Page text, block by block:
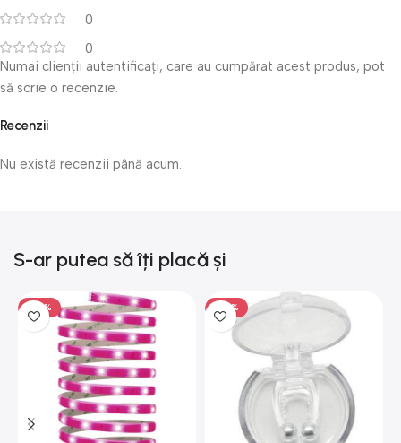
0
0
Recenzii
Nu există recenzii până acum.
Numai clienții autentificați, care au cumpărat acest produs, pot
să scrie o recenzie.
S-ar putea să îți placă și
-50% -50%